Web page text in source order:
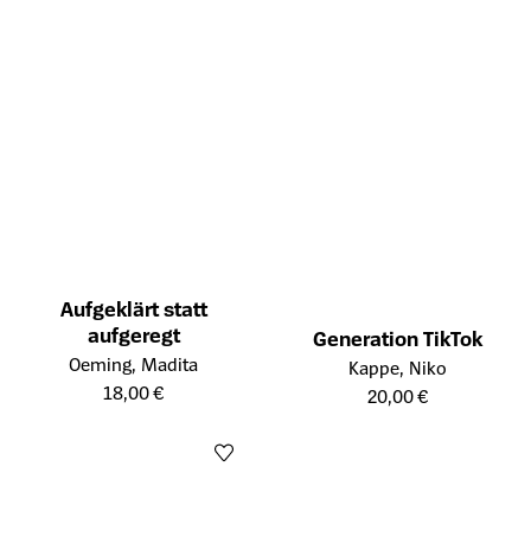
Aufgeklärt statt
aufgeregt
Öffnet die Detailseite des Produkts
Oeming, Madita
18,00 €
Generation TikTok
Öffnet die Detailseite des
Kappe, Niko
20,00 €